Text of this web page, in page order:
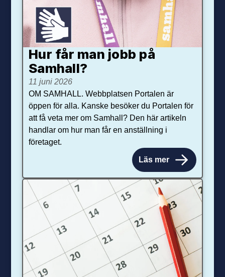
Hur får man jobb på
Samhall?
11 juni 2026
OM SAMHALL. Webbplatsen Portalen är
öppen för alla. Kanske besöker du Portalen för
att få veta mer om Samhall? Den här artikeln
handlar om hur man får en anställning i
företaget.
Läs mer